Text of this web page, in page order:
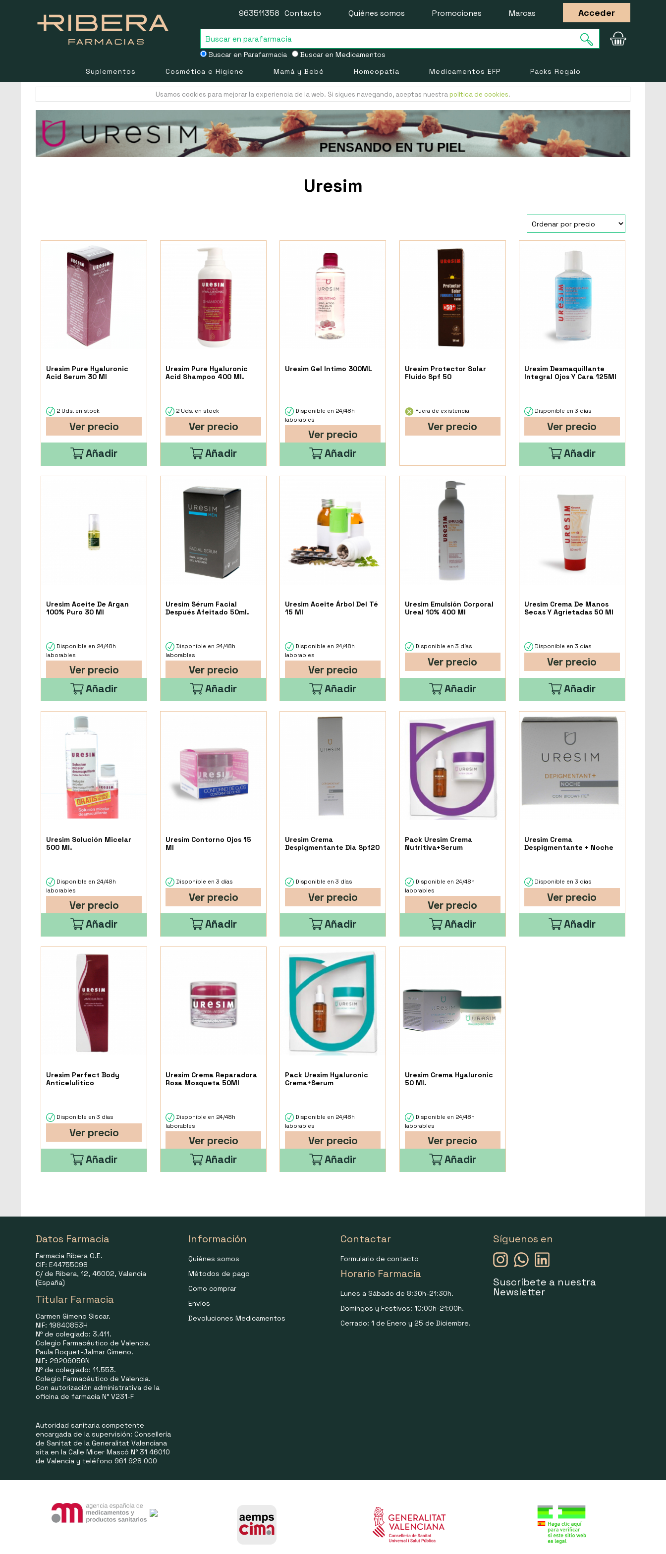
Buscar en Parafarmacia Buscar en Medicamentos
963511358 Contacto Quiénes somos Promociones Marcas Acceder
Suplementos Cosmética e Higiene Mamá y Bebé Homeopatía Medicamentos EFP Packs Regalo
Usamos cookies para mejorar la experiencia de la web. Si sigues navegando, aceptas nuestra política de cookies.
Uresim
Uresim Pure Hyaluronic
Acid Serum 30 Ml
2 Uds. en stock
Ver precio
Añadir
Uresim Pure Hyaluronic
Acid Shampoo 400 Ml.
2 Uds. en stock
Ver precio
Añadir
Uresim Gel Intimo 300ML
Disponible en 24/48h
laborables
Ver precio
Añadir
Uresim Protector Solar
Fluido Spf 50
Fuera de existencia
Ver precio
Uresim Desmaquillante
Integral Ojos Y Cara 125Ml
Disponible en 3 días
Ver precio
Añadir
Uresim Aceite De Argan
100% Puro 30 Ml
Disponible en 24/48h
laborables
Ver precio
Añadir
Uresim Sérum Facial
Después Afeitado 50ml.
Disponible en 24/48h
laborables
Ver precio
Añadir
Uresim Aceite Árbol Del Té
15 Ml
Disponible en 24/48h
laborables
Ver precio
Añadir
Uresim Emulsión Corporal
Ureal 10% 400 Ml
Disponible en 3 días
Ver precio
Añadir
Uresim Crema De Manos
Secas Y Agrietadas 50 Ml
Disponible en 3 días
Ver precio
Añadir
Uresim Solución Micelar
500 Ml.
Disponible en 24/48h
laborables
Ver precio
Añadir
Uresim Contorno Ojos 15
Ml
Disponible en 3 días
Ver precio
Añadir
Uresim Crema
Despigmentante Dia Spf20
Disponible en 3 días
Ver precio
Añadir
Pack Uresim Crema
Nutritiva+Serum
Disponible en 24/48h
laborables
Ver precio
Añadir
Uresim Crema
Despigmentante + Noche
Disponible en 3 días
Ver precio
Añadir
Uresim Perfect Body
Anticelulitico
Disponible en 3 días
Ver precio
Añadir
Uresim Crema Reparadora
Rosa Mosqueta 50Ml
Disponible en 24/48h
laborables
Ver precio
Añadir
Pack Uresim Hyaluronic
Crema+Serum
Disponible en 24/48h
laborables
Ver precio
Añadir
Uresim Crema Hyaluronic
50 Ml.
Disponible en 24/48h
laborables
Ver precio
Añadir
Datos Farmacia
Farmacia Ribera O.E.
CIF: E44755098
C/ de Ribera, 12, 46002, Valencia
(España)
Titular Farmacia
Carmen Gimeno Siscar.
NIF: 19840853H
Nº de colegiado: 3.411.
Colegio Farmacéutico de Valencia.
Paula Roquet-Jalmar Gimeno.
NIF: 29206056N
Nº de colegiado: 11.553.
Colegio Farmacéutico de Valencia.
Con autorización administrativa de la
oficina de farmacia N° V231-F
Autoridad sanitaria competente
encargada de la supervisión: Consellería
de Sanitat de la Generalitat Valenciana
sita en la Calle Micer Mascó N° 31 46010
de Valencia y teléfono 961 928 000
Información
Quiénes somos
Métodos de pago
Como comprar
Envíos
Devoluciones Medicamentos
Contactar
Formulario de contacto
Horario Farmacia
Lunes a Sábado de 8:30h-21:30h.
Domingos y Festivos: 10:00h-21:00h.
Cerrado: 1 de Enero y 25 de Diciembre.
Síguenos en
Suscríbete a nuestra
Newsletter